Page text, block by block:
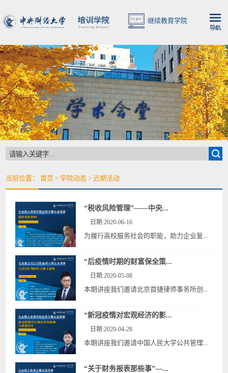
继续教育学院
当前位置： 首页 >学院动态 >近期活动
“税收风险管理”——中央...
日期:2020-06-16
为履行高校服务社会的职能，助力企业复...
“后疫情时期的财富保全策...
日期:2020-05-08
本期讲座我们邀请北京首捷律师事务所创...
“新冠疫情对宏观经济的影...
日期:2020-04-28
本期讲座我们邀请中国人民大学公共管理...
“关于财务报表那些事”—...